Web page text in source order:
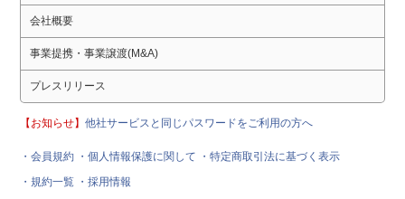
会社概要
事業提携・事業譲渡(M&A)
プレスリリース
【お知らせ】他社サービスと同じパスワードをご利用の方へ
・会員規約 ・個人情報保護に関して
・特定商取引法に基づく表示
・規約一覧 ・採用情報